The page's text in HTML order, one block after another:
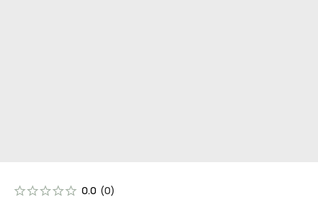
0.0 (0)